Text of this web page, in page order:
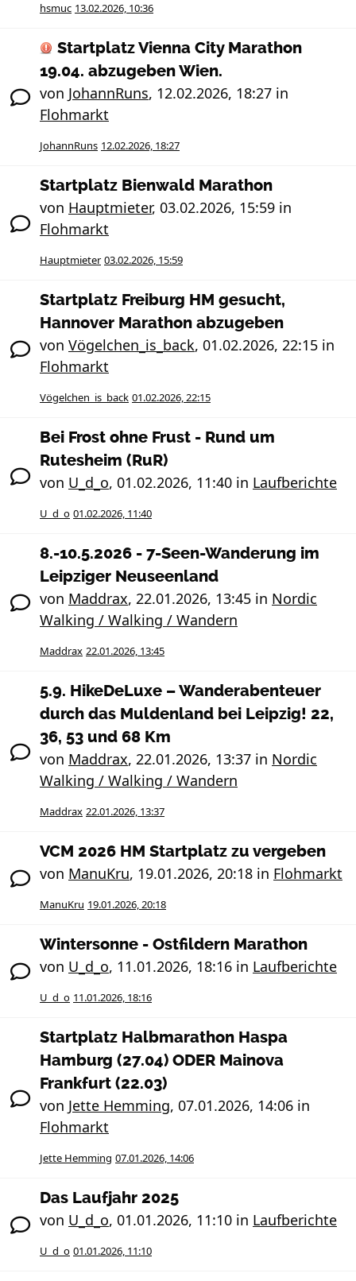
hsmuc 13.02.2026, 10:36
Startplatz Vienna City Marathon
19.04. abzugeben Wien.
von JohannRuns, 12.02.2026, 18:27 in
Flohmarkt
JohannRuns 12.02.2026, 18:27
Startplatz Bienwald Marathon
von Hauptmieter, 03.02.2026, 15:59 in
Flohmarkt
Hauptmieter 03.02.2026, 15:59
Startplatz Freiburg HM gesucht,
Hannover Marathon abzugeben
von Vögelchen_is_back, 01.02.2026, 22:15 in
Flohmarkt
Vögelchen_is_back 01.02.2026, 22:15
Bei Frost ohne Frust - Rund um
Rutesheim (RuR)
von U_d_o, 01.02.2026, 11:40 in Laufberichte
U_d_o 01.02.2026, 11:40
8.-10.5.2026 - 7-Seen-Wanderung im
Leipziger Neuseenland
von Maddrax, 22.01.2026, 13:45 in Nordic
Walking / Walking / Wandern
Maddrax 22.01.2026, 13:45
5.9. HikeDeLuxe – Wanderabenteuer
durch das Muldenland bei Leipzig! 22,
36, 53 und 68 Km
von Maddrax, 22.01.2026, 13:37 in Nordic
Walking / Walking / Wandern
Maddrax 22.01.2026, 13:37
VCM 2026 HM Startplatz zu vergeben
von ManuKru, 19.01.2026, 20:18 in Flohmarkt
ManuKru 19.01.2026, 20:18
Wintersonne - Ostfildern Marathon
von U_d_o, 11.01.2026, 18:16 in Laufberichte
U_d_o 11.01.2026, 18:16
Startplatz Halbmarathon Haspa
Hamburg (27.04) ODER Mainova
Frankfurt (22.03)
von Jette Hemming, 07.01.2026, 14:06 in
Flohmarkt
Jette Hemming 07.01.2026, 14:06
Das Laufjahr 2025
von U_d_o, 01.01.2026, 11:10 in Laufberichte
U_d_o 01.01.2026, 11:10